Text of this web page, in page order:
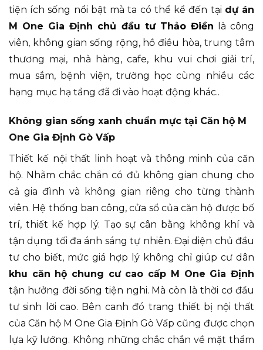
tiện ích sống nổi bật mà ta có thể kể đến tại dự án
M One Gia Định chủ đầu tư Thảo Điền là công
viên, không gian sống rộng, hồ điều hòa, trung tâm
thương mại, nhà hàng, cafe, khu vui chơi giải trí,
mua sắm, bệnh viện, trường học cùng nhiều các
hạng mục hạ tầng đã đi vào hoạt động khác..
Không gian sống xanh chuẩn mực tại Căn hộ M
One Gia Định Gò Vấp
Thiết kế nội thất linh hoạt và thông minh của căn
hộ. Nhằm chắc chắn có đủ không gian chung cho
cả gia đình và không gian riêng cho từng thành
viên. Hệ thống ban công, cửa sổ của căn hộ được bố
trí, thiết kế hợp lý. Tạo sự cân bằng không khí và
tận dụng tối đa ánh sáng tự nhiên. Đại diện chủ đầu
tư cho biết, mức giá hợp lý không chỉ giúp cư dân
khu căn hộ chung cư cao cấp M One Gia Định
tận hưởng đời sống tiện nghi. Mà còn là thời cơ đầu
tư sinh lời cao. Bên canh đó trang thiết bị nội thất
của Căn hộ M One Gia Định Gò Vấp cũng được chọn
lựa kỹ lướng. Không những chắc chắn về mặt thẩm